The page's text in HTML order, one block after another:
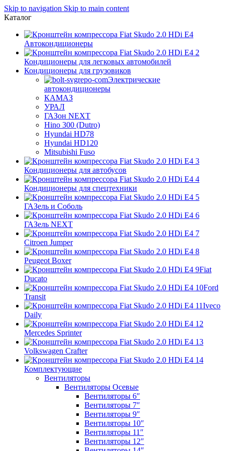
Skip to navigation Skip to main content
Каталог
Автокондиционеры
Кондиционеры для легковых автомобилей
Кондиционеры для грузовиков
Электрические
автокондиционеры
КАМАЗ
УРАЛ
ГАЗон NEXT
Hino 300 (Dutro)
Hyundai HD78
Hyundai HD120
Mitsubishi Fuso
Кондиционеры для автобусов
Кондиционеры для спецтехники
ГАЗель и Соболь
ГАЗель NEXT
Citroen Jumper
Peugeot Boxer
Fiat
Ducato
Ford
Transit
Iveco
Daily
Mercedes Sprinter
Volkswagen Crafter
Комплектующие
Вентиляторы
Вентиляторы Осевые
Вентиляторы 6″
Вентиляторы 7″
Вентиляторы 9″
Вентиляторы 10″
Вентиляторы 11″
Вентиляторы 12″